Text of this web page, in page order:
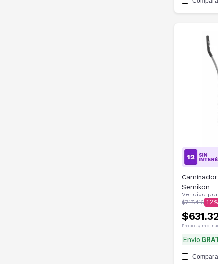
Semikon
Vendido
$717.416 12
Precio s/imp.
Envío